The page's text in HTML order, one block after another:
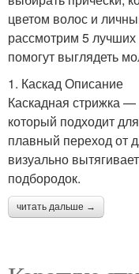
цветом волос и
рассмотрим 5
помогут выглядеть
1. Каскад Описание
Каскадная стрижка —
который подходит
плавный переход от
визуально
подбородок.
читать дальше →